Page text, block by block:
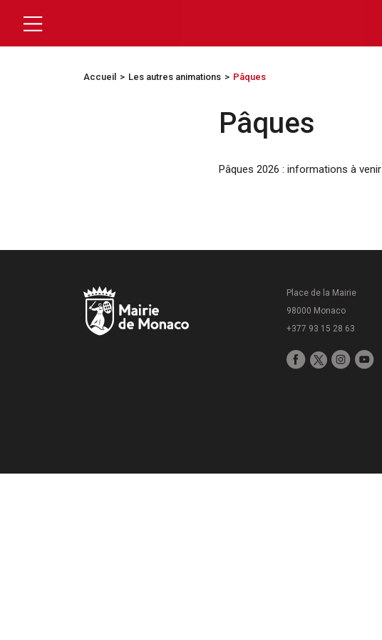
Accueil Les autres animations Pâques
Pâques
Pâques 2026 : informations à venir
Place de la Mairie
98000 Monaco
+377 93 15 28 63